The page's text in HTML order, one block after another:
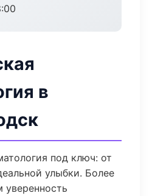
в
под ключ: от
улыбки. Более
уверенность